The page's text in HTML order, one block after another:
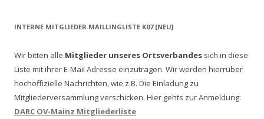
INTERNE MITGLIEDER MAILLINGLISTE K07 [NEU]
Wir bitten alle Mitglieder unseres Ortsverbandes sich in diese
Liste mit ihrer E-Mail Adresse einzutragen. Wir werden hierrüber
hochoffizielle Nachrichten, wie z.B. Die Einladung zu
Mitgliederversammlung verschicken. Hier gehts zur Anmeldung:
DARC OV-Mainz Mitgliederliste